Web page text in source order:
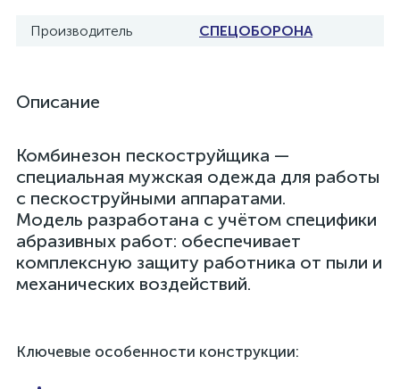
Производитель СПЕЦОБОРОНА
Описание
Комбинезон пескоструйщика —
специальная мужская одежда для работы
с пескоструйными аппаратами.
Модель разработана с учётом специфики
абразивных работ: обеспечивает
комплексную защиту работника от пыли и
механических воздействий.
Ключевые особенности конструкции: